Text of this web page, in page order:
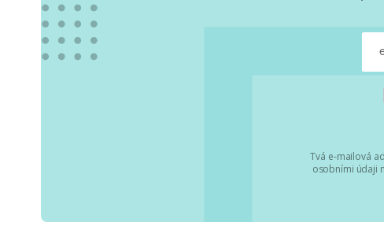
Tvá e-mailová
osobními údaji